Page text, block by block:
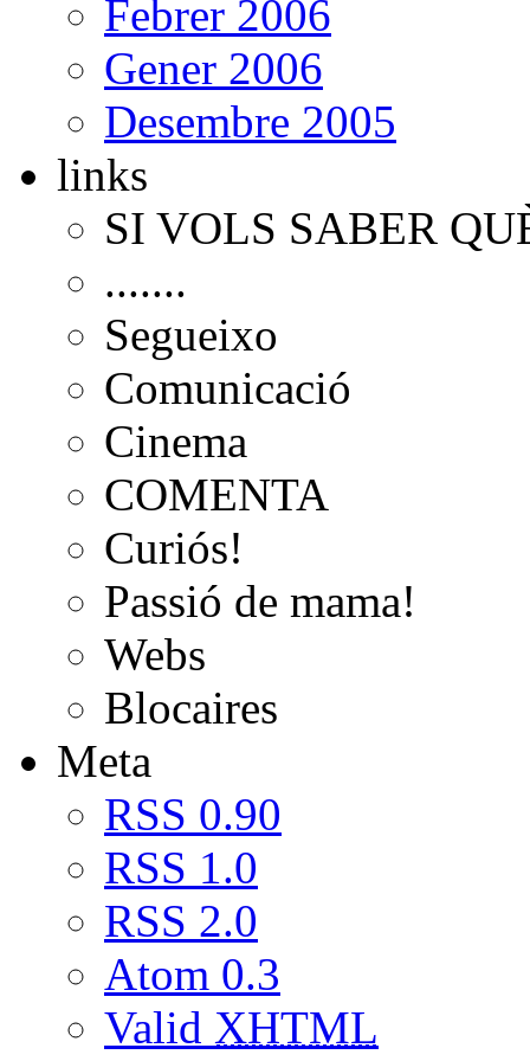
Febrer 2006
Gener 2006
Desembre 2005
links
SI VOLS SABER
.......
Segueixo
Comunicació
Cinema
COMENTA
Curiós!
Passió de mama!
Webs
Blocaires
Meta
RSS 0.90
RSS 1.0
RSS 2.0
Atom 0.3
Valid XHTML